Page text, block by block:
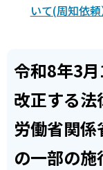
いて(周知依
令和8年3
改正する
労働省関
の一部の